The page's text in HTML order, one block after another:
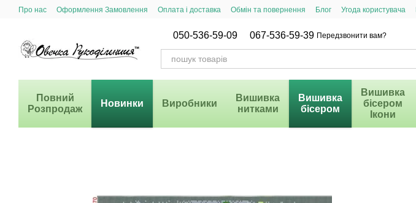
Перейти до основного контенту
Про нас Оформлення Замовлення Оплата і доставка Обмін та повернення Блог Угода користувача
050-536-59-09 067-536-59-39 Передзвонити вам?
Повний
Розпродаж
Новинки Виробники
Вишивка
нитками
Вишивка
бісером
Вишивка
бісером
Ікони